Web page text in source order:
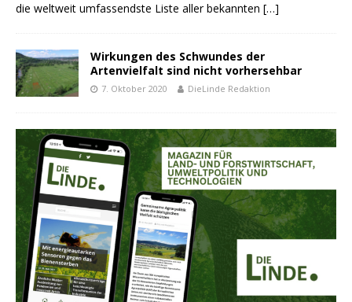
die weltweit umfassendste Liste aller bekannten […]
Wirkungen des Schwundes der
Artenvielfalt sind nicht vorhersehbar
7. Oktober 2020 DieLinde Redaktion